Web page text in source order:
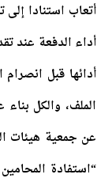
أتعاب استنادا
أداء الدفعة عند
أدائها قبل
الملف، والكل
عن جمعية هيئات
“استفادة